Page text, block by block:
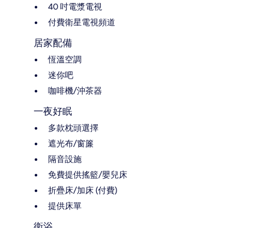
40 吋電漿電視
付費衛星電視頻道
居家配備
恆溫空調
迷你吧
咖啡機/沖茶器
一夜好眠
多款枕頭選擇
遮光布/窗簾
隔音設施
免費提供搖籃/嬰兒床
折疊床/加床 (付費)
提供床單